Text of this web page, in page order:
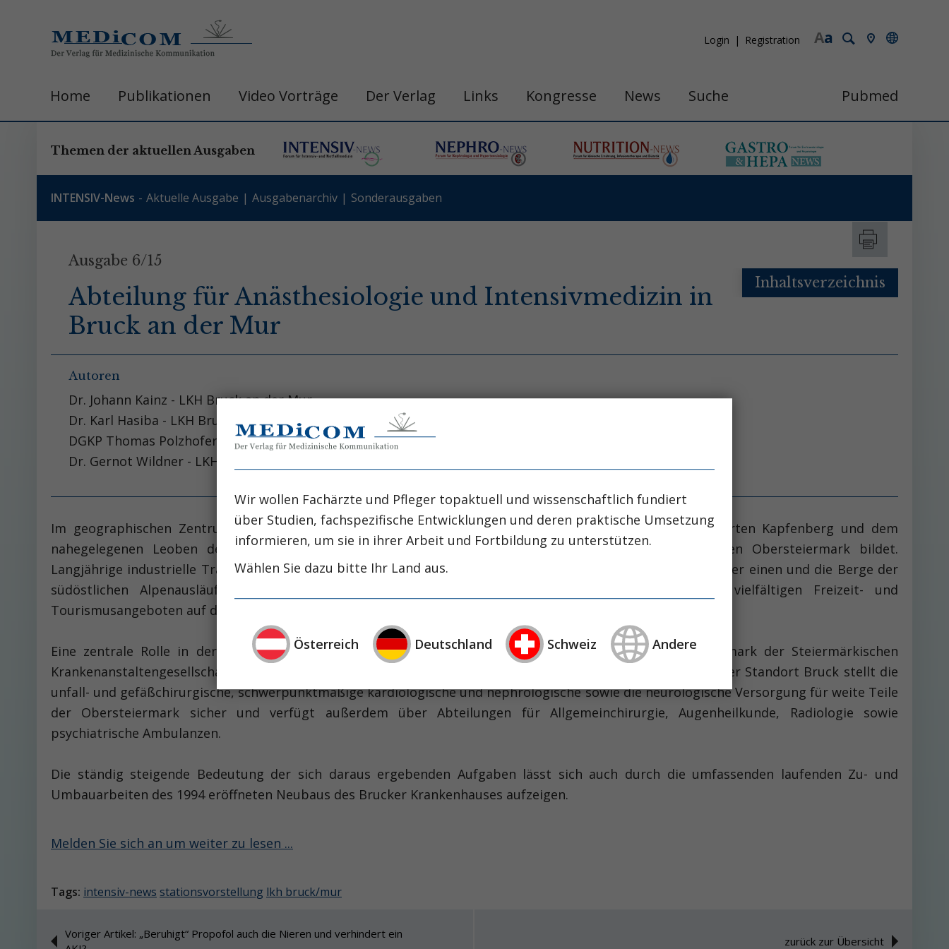
a
A
Login Registration
Home Publikationen Video Vorträge Der Verlag Links Kongresse News Suche Pubmed
Themen der aktuellen Ausgaben
INTENSIV-News Aktuelle Ausgabe Ausgabenarchiv Sonderausgaben
Ausgabe 6/15
Abteilung für Anästhesiologie und Intensivmedizin in
Bruck an der Mur
Autoren
Dr. Johann Kainz - LKH Bruck an der Mur
Dr. Karl Hasiba - LKH Bruck an der Mur
DGKP Thomas Polzhofer - LKH Bruck an der Mur
Dr. Gernot Wildner - LKH Bruck an der Mur
Inhaltsverzeichnis
Im geographischen Zentrum der Steiermark liegt Bruck an der Mur, das gemeinsam mit dem benachbarten Kapfenberg und dem
nahegelegenen Leoben den städtischen Kernraum der heute als Hochsteiermark bezeichneten östlichen Obersteiermark bildet.
Langjährige industrielle Tradition, zahlreiche Bildungsinstitutionen und wichtige Verkehrsknotenpunkte auf der einen und die Berge der
südöstlichen Alpenausläufer, abgelegene Seitentäler mit intensiver Land- und Forstwirtschaft und vielfältigen Freizeit- und
Tourismusangeboten auf der anderen Seite prägen das sehr heterogene Einzugsgebiet.
Eine zentrale Rolle in der Gesundheitsversorgung der Region nimmt das Landeskrankenhaus Hochsteiermark der Steiermärkischen
Krankenanstaltengesellschaft mbH (KAGes) ein, das aus den beiden Standorten Bruck und Leoben besteht. Der Standort Bruck stellt die
unfall- und gefäßchi­rurgische, schwerpunktmäßige kardiologische und nephrologische sowie die neurologische Versorgung für weite Teile
der Obersteiermark sicher und verfügt außerdem über Abteilungen für Allgemeinchirurgie, Augenheilkunde, Radiologie sowie
psychiatrische Ambulanzen.
Die ständig steigende Bedeutung der sich daraus ergebenden Aufgaben lässt sich auch durch die umfassenden laufenden Zu- und
Umbauarbeiten des 1994 eröffneten Neubaus des Brucker Krankenhauses aufzeigen.
Melden Sie sich an um weiter zu lesen ...
Tags: intensiv-news stationsvorstellung lkh bruck/mur
Voriger Artikel: „Beruhigt“ Propofol auch die Nieren und verhindert ein
zurück zur Übersicht
Wir wollen Fachärzte und Pfleger topaktuell und wissenschaftlich fundiert
über Studien, fachspezifische Entwicklungen und deren praktische Umsetzung
informieren, um sie in ihrer Arbeit und Fortbildung zu unterstützen.
Wählen Sie dazu bitte Ihr Land aus.
Österreich Deutschland Schweiz Andere